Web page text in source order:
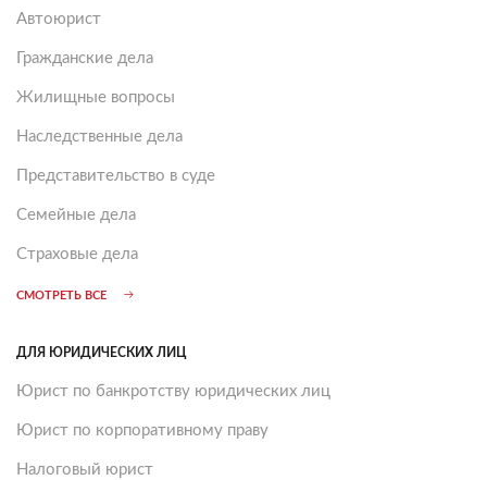
Автоюрист
Гражданские дела
Жилищные вопросы
Наследственные дела
Представительство в суде
Семейные дела
Страховые дела
СМОТРЕТЬ ВСЕ
ДЛЯ ЮРИДИЧЕСКИХ ЛИЦ
Юрист по банкротству юридических лиц
Юрист по корпоративному праву
Налоговый юрист